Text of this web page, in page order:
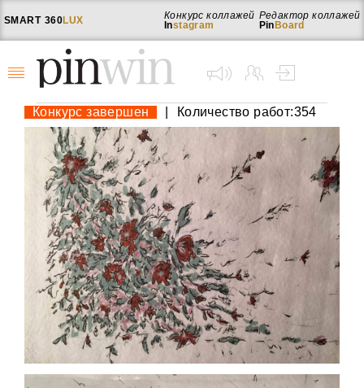
SMART 360LUX
Редактор коллажей
Pin Board
Конкурс коллажей
Instagram
Конкурс завершен Количество работ:354